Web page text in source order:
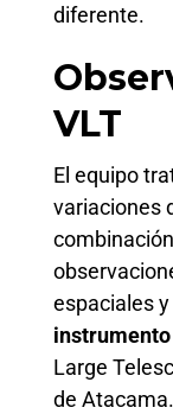
diferente.
VLT
El equipo
variaciones
espaciales
Large
de Atacama.